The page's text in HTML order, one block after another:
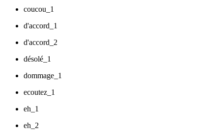
coucou_1
d'accord_1
d'accord_2
désolé_1
dommage_1
ecoutez_1
eh_1
eh_2